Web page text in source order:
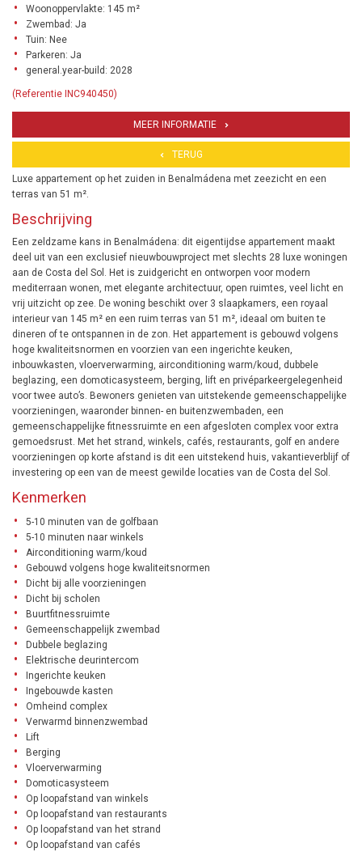
Woonoppervlakte: 145 m²
Zwembad: Ja
Tuin: Nee
Parkeren: Ja
general.year-build: 2028
(Referentie INC940450)
MEER INFORMATIE
TERUG
Luxe appartement op het zuiden in Benalmádena met zeezicht en een
terras van 51 m².
Beschrijving
Een zeldzame kans in Benalmádena: dit eigentijdse appartement maakt
deel uit van een exclusief nieuwbouwproject met slechts 28 luxe woningen
aan de Costa del Sol. Het is zuidgericht en ontworpen voor modern
mediterraan wonen, met elegante architectuur, open ruimtes, veel licht en
vrij uitzicht op zee. De woning beschikt over 3 slaapkamers, een royaal
interieur van 145 m² en een ruim terras van 51 m², ideaal om buiten te
dineren of te ontspannen in de zon. Het appartement is gebouwd volgens
hoge kwaliteitsnormen en voorzien van een ingerichte keuken,
inbouwkasten, vloerverwarming, airconditioning warm/koud, dubbele
beglazing, een domoticasysteem, berging, lift en privéparkeergelegenheid
voor twee auto’s. Bewoners genieten van uitstekende gemeenschappelijke
voorzieningen, waaronder binnen- en buitenzwembaden, een
gemeenschappelijke fitnessruimte en een afgesloten complex voor extra
gemoedsrust. Met het strand, winkels, cafés, restaurants, golf en andere
voorzieningen op korte afstand is dit een uitstekend huis, vakantieverblijf of
investering op een van de meest gewilde locaties van de Costa del Sol.
Kenmerken
5-10 minuten van de golfbaan
5-10 minuten naar winkels
Airconditioning warm/koud
Gebouwd volgens hoge kwaliteitsnormen
Dicht bij alle voorzieningen
Dicht bij scholen
Buurtfitnessruimte
Gemeenschappelijk zwembad
Dubbele beglazing
Elektrische deurintercom
Ingerichte keuken
Ingebouwde kasten
Omheind complex
Verwarmd binnenzwembad
Lift
Berging
Vloerverwarming
Domoticasysteem
Op loopafstand van winkels
Op loopafstand van restaurants
Op loopafstand van het strand
Op loopafstand van cafés